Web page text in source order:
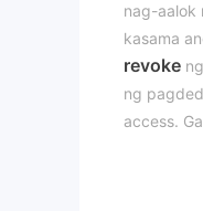
nag-aalok
kasama
revoke
ng
access.